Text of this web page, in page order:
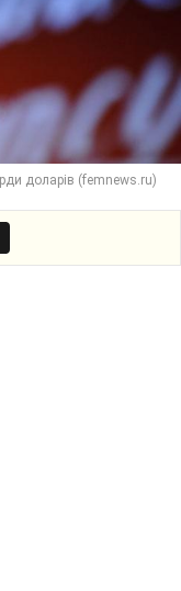
доларів (femnews.ru)